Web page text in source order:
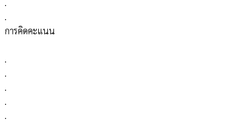
.
.
การคิดคะแนน
.
.
.
.
.